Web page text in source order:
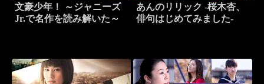
文豪少年！ ～ジャニーズ
Jr.で名作を読み解いた～
あんのリリック -桜木杏、
俳句はじめてみました-